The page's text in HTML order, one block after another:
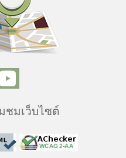
ชมเว็บไซต์